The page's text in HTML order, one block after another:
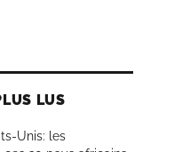
LUS
Unis: les